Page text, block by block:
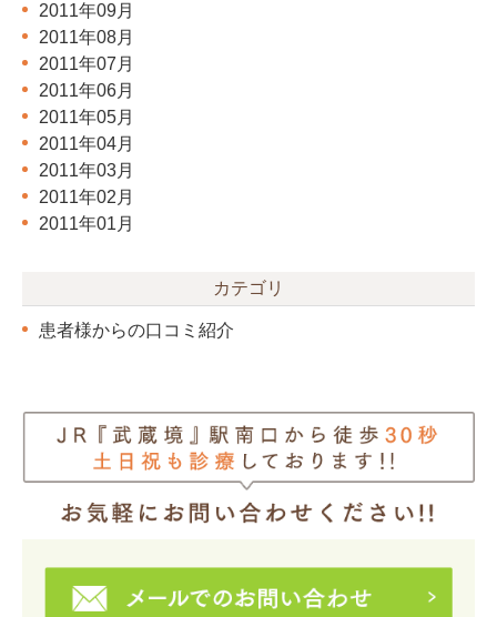
2011年09月
2011年08月
2011年07月
2011年06月
2011年05月
2011年04月
2011年03月
2011年02月
2011年01月
カテゴリ
患者様からの口コミ紹介